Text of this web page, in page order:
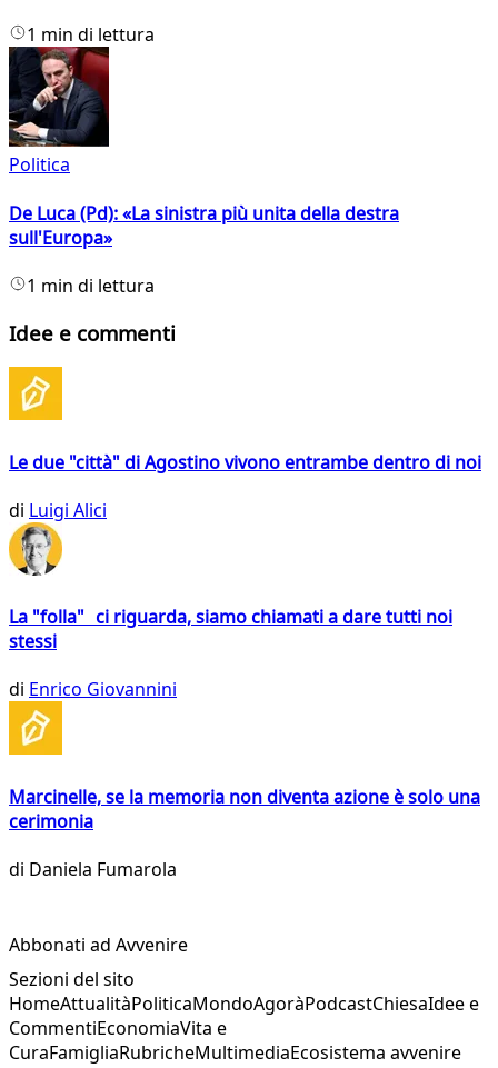
1 min di lettura
Politica
De Luca (Pd): «La sinistra più unita della destra
sull'Europa»
1 min di lettura
Idee e commenti
Le due "città" di Agostino vivono entrambe dentro di noi
di Luigi Alici
La "folla" ci riguarda, siamo chiamati a dare tutti noi
stessi
di Enrico Giovannini
Marcinelle, se la memoria non diventa azione è solo una
cerimonia
di Daniela Fumarola
Abbonati ad Avvenire
Sezioni del sito
HomeAttualitàPoliticaMondoAgoràPodcastChiesaIdee e
CommentiEconomiaVita e
CuraFamigliaRubricheMultimediaEcosistema avvenire